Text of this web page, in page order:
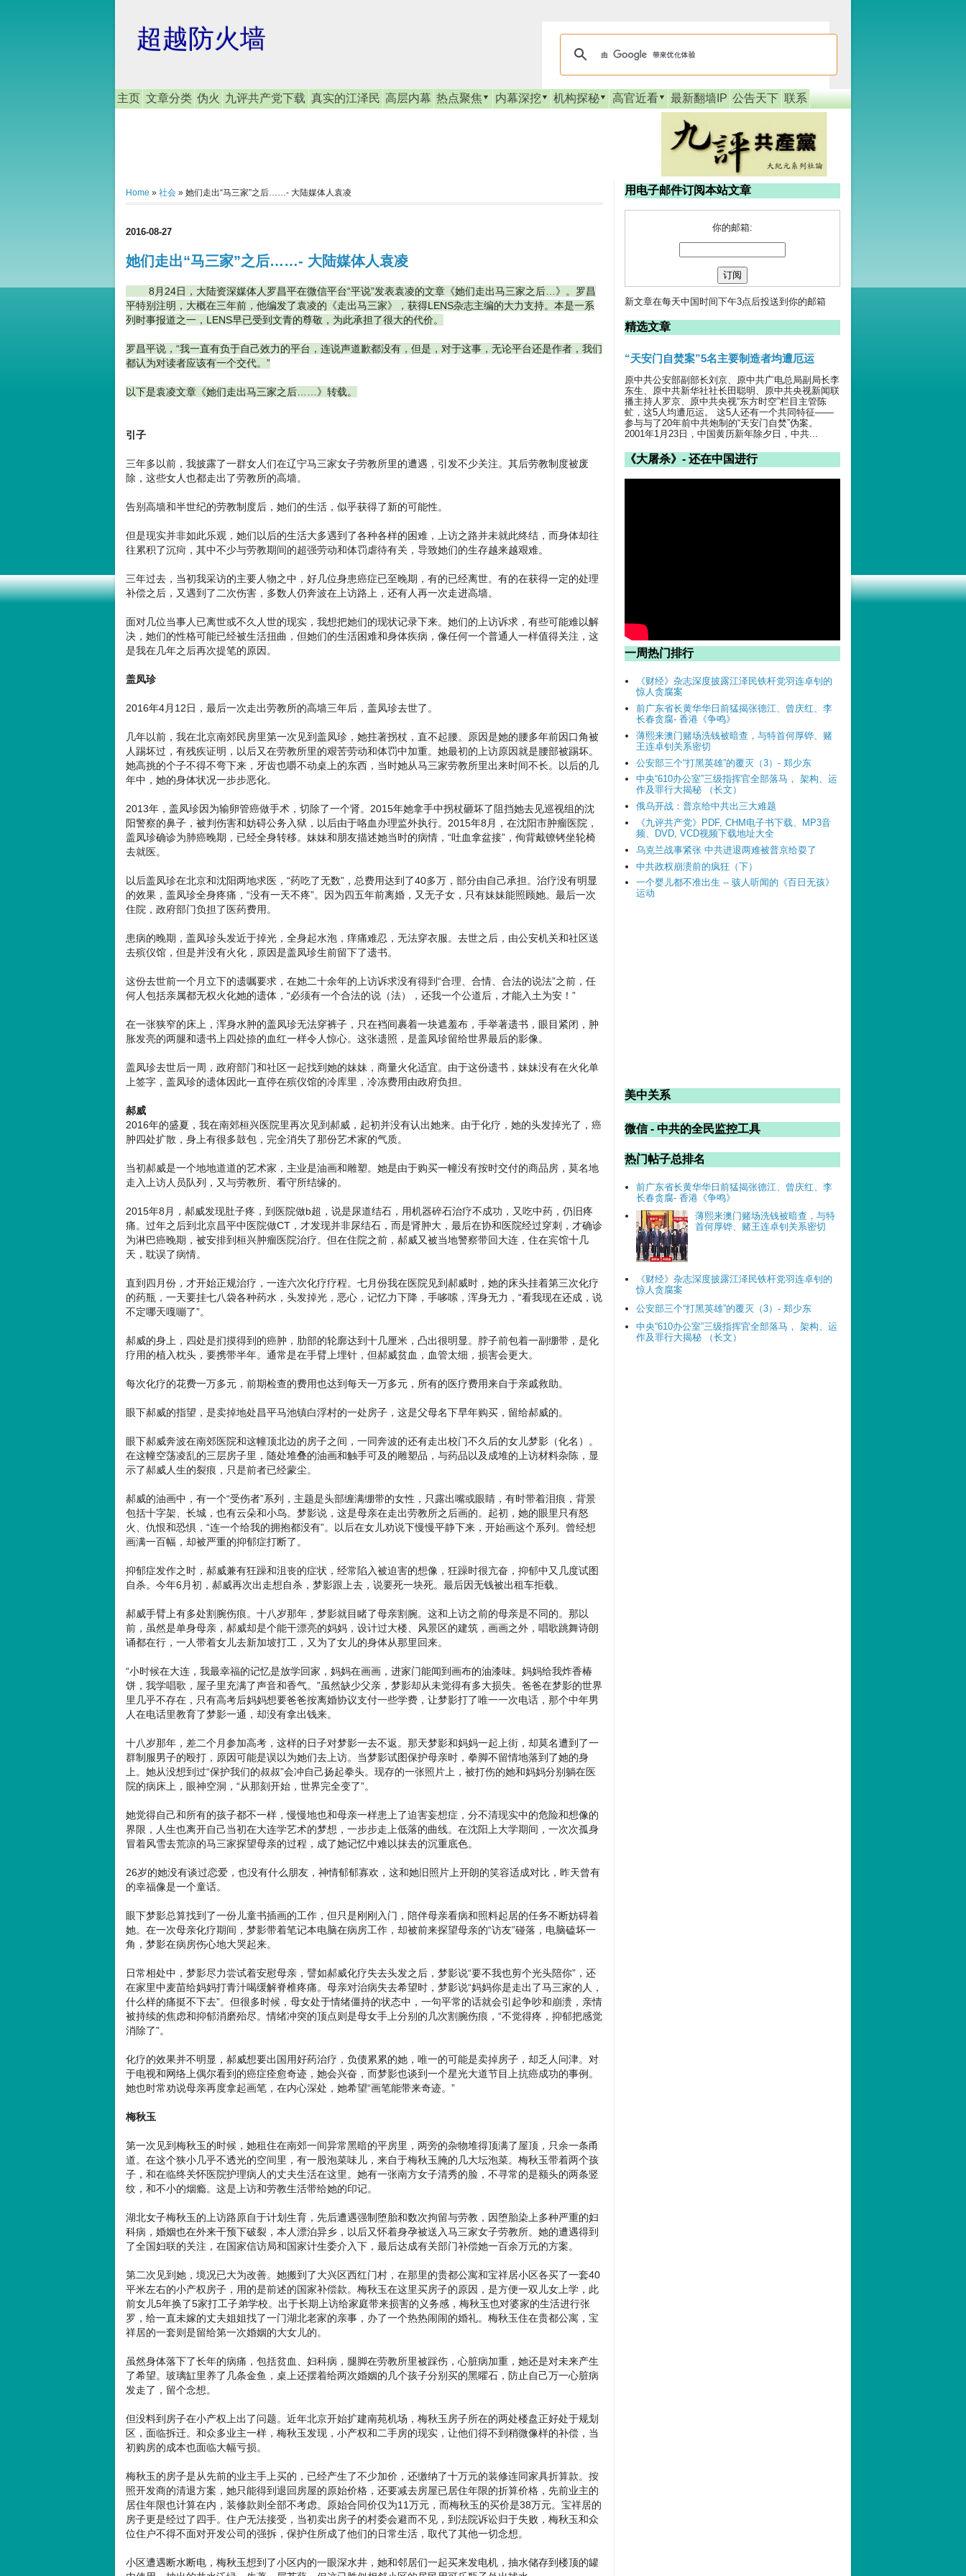
超越防火墙
主页 文章分类 伪火 九评共产党下载 真实的江泽民 高层内幕 热点聚焦 内幕深挖 机构探秘 高官近看 最新翻墙IP 公告天下 联系
Home » 社会 » 她们走出“马三家”之后……- 大陆媒体人袁凌
2016-08-27
她们走出“马三家”之后……- 大陆媒体人袁凌
8月24日，大陆资深媒体人罗昌平在微信平台“平说”发表袁凌的文章《她们走出马三家之后…》。罗昌
平特别注明，大概在三年前，他编发了袁凌的《走出马三家》，获得LENS杂志主编的大力支持。本是一系
列时事报道之一，LENS早已受到文青的尊敬，为此承担了很大的代价。
罗昌平说，“我一直有负于自己效力的平台，连说声道歉都没有，但是，对于这事，无论平台还是作者，我们
都认为对读者应该有一个交代。”
以下是袁凌文章《她们走出马三家之后……》转载。
引子
三年多以前，我披露了一群女人们在辽宁马三家女子劳教所里的遭遇，引发不少关注。其后劳教制度被废
除，这些女人也都走出了劳教所的高墙。
告别高墙和半世纪的劳教制度后，她们的生活，似乎获得了新的可能性。
但是现实并非如此乐观，她们以后的生活大多遇到了各种各样的困难，上访之路并未就此终结，而身体却往
往累积了沉疴，其中不少与劳教期间的超强劳动和体罚虐待有关，导致她们的生存越来越艰难。
三年过去，当初我采访的主要人物之中，好几位身患癌症已至晚期，有的已经离世。有的在获得一定的处理
补偿之后，又遇到了二次伤害，多数人仍奔波在上访路上，还有人再一次走进高墙。
面对几位当事人已离世或不久人世的现实，我想把她们的现状记录下来。她们的上访诉求，有些可能难以解
决，她们的性格可能已经被生活扭曲，但她们的生活困难和身体疾病，像任何一个普通人一样值得关注，这
是我在几年之后再次提笔的原因。
盖凤珍
2016年4月12日，最后一次走出劳教所的高墙三年后，盖凤珍去世了。
几年以前，我在北京南郊民房里第一次见到盖凤珍，她拄著拐杖，直不起腰。原因是她的腰多年前因口角被
人踢坏过，有残疾证明，以后又在劳教所里的艰苦劳动和体罚中加重。她最初的上访原因就是腰部被踢坏。
她高挑的个子不得不弯下来，牙齿也嚼不动桌上的东西，当时她从马三家劳教所里出来时间不长。以后的几
年中，她的身体状况一步步恶化。
2013年，盖凤珍因为输卵管癌做手术，切除了一个肾。2015年她拿手中拐杖砸坏了阻挡她去见巡视组的沈
阳警察的鼻子，被判伤害和妨碍公务入狱，以后由于咯血办理监外执行。2015年8月，在沈阳市肿瘤医院，
盖凤珍确诊为肺癌晚期，已经全身转移。妹妹和朋友描述她当时的病情，“吐血拿盆接”，佝背戴镣铐坐轮椅
去就医。
以后盖凤珍在北京和沈阳两地求医，“药吃了无数”，总费用达到了40多万，部分由自己承担。治疗没有明显
的效果，盖凤珍全身疼痛，“没有一天不疼”。因为四五年前离婚，又无子女，只有妹妹能照顾她。最后一次
住院，政府部门负担了医药费用。
患病的晚期，盖凤珍头发近于掉光，全身起水泡，痒痛难忍，无法穿衣服。去世之后，由公安机关和社区送
去殡仪馆，但是并没有火化，原因是盖凤珍生前留下了遗书。
这份去世前一个月立下的遗嘱要求，在她二十余年的上访诉求没有得到“合理、合情、合法的说法”之前，任
何人包括亲属都无权火化她的遗体，“必须有一个合法的说（法），还我一个公道后，才能入土为安！”
在一张狭窄的床上，浑身水肿的盖凤珍无法穿裤子，只在裆间裹着一块遮羞布，手举著遗书，眼目紧闭，肿
胀发亮的两腿和遗书上四处捺的血红一样令人惊心。这张遗照，是盖凤珍留给世界最后的影像。
盖凤珍去世后一周，政府部门和社区一起找到她的妹妹，商量火化适宜。由于这份遗书，妹妹没有在火化单
上签字，盖凤珍的遗体因此一直停在殡仪馆的冷库里，冷冻费用由政府负担。
郝威
2016年的盛夏，我在南郊桓兴医院里再次见到郝威，起初并没有认出她来。由于化疗，她的头发掉光了，癌
肿四处扩散，身上有很多鼓包，完全消失了那份艺术家的气质。
当初郝威是一个地地道道的艺术家，主业是油画和雕塑。她是由于购买一幢没有按时交付的商品房，莫名地
走入上访人员队列，又与劳教所、看守所结缘的。
2015年8月，郝威发现肚子疼，到医院做b超，说是尿道结石，用机器碎石治疗不成功，又吃中药，仍旧疼
痛。过年之后到北京昌平中医院做CT，才发现并非尿结石，而是肾肿大，最后在协和医院经过穿刺，才确诊
为淋巴癌晚期，被安排到桓兴肿瘤医院治疗。但在住院之前，郝威又被当地警察带回大连，住在宾馆十几
天，耽误了病情。
直到四月份，才开始正规治疗，一连六次化疗疗程。七月份我在医院见到郝威时，她的床头挂着第三次化疗
的药瓶，一天要挂七八袋各种药水，头发掉光，恶心，记忆力下降，手哆嗦，浑身无力，“看我现在还成，说
不定哪天嘎嘣了”。
郝威的身上，四处是扪摸得到的癌肿，肋部的轮廓达到十几厘米，凸出很明显。脖子前包着一副绷带，是化
疗用的植入枕头，要携带半年。通常是在手臂上埋针，但郝威贫血，血管太细，损害会更大。
每次化疗的花费一万多元，前期检查的费用也达到每天一万多元，所有的医疗费用来自于亲戚救助。
眼下郝威的指望，是卖掉地处昌平马池镇白浮村的一处房子，这是父母名下早年购买，留给郝威的。
眼下郝威奔波在南郊医院和这幢顶北边的房子之间，一同奔波的还有走出校门不久后的女儿梦影（化名）。
在这幢空荡凌乱的三层房子里，随处堆叠的油画和触手可及的雕塑品，与药品以及成堆的上访材料杂陈，显
示了郝威人生的裂痕，只是前者已经蒙尘。
郝威的油画中，有一个“受伤者”系列，主题是头部缠满绷带的女性，只露出嘴或眼睛，有时带着泪痕，背景
包括十字架、长城，也有云朵和小鸟。梦影说，这是母亲在走出劳教所之后画的。起初，她的眼里只有怒
火、仇恨和恐惧，“连一个给我的拥抱都没有”。以后在女儿劝说下慢慢平静下来，开始画这个系列。曾经想
画满一百幅，却被严重的抑郁症打断了。
抑郁症发作之时，郝威兼有狂躁和沮丧的症状，经常陷入被迫害的想像，狂躁时很亢奋，抑郁中又几度试图
自杀。今年6月初，郝威再次出走想自杀，梦影跟上去，说要死一块死。最后因无钱被出租车拒载。
郝威手臂上有多处割腕伤痕。十八岁那年，梦影就目睹了母亲割腕。这和上访之前的母亲是不同的。那以
前，虽然是单身母亲，郝威却是个能干漂亮的妈妈，设计过大楼、风景区的建筑，画画之外，唱歌跳舞诗朗
诵都在行，一人带着女儿去新加坡打工，又为了女儿的身体从那里回来。
“小时候在大连，我最幸福的记忆是放学回家，妈妈在画画，进家门能闻到画布的油漆味。妈妈给我炸香椿
饼，我学唱歌，屋子里充满了声音和香气。”虽然缺少父亲，梦影却从未觉得有多大损失。爸爸在梦影的世界
里几乎不存在，只有高考后妈妈想要爸爸按离婚协议支付一些学费，让梦影打了唯一一次电话，那个中年男
人在电话里教育了梦影一通，却没有拿出钱来。
十八岁那年，差二个月参加高考，这样的日子对梦影一去不返。那天梦影和妈妈一起上街，却莫名遭到了一
群制服男子的殴打，原因可能是误以为她们去上访。当梦影试图保护母亲时，拳脚不留情地落到了她的身
上。她从没想到过“保护我们的叔叔”会冲自己扬起拳头。现存的一张照片上，被打伤的她和妈妈分别躺在医
院的病床上，眼神空洞，“从那刻开始，世界完全变了”。
她觉得自己和所有的孩子都不一样，慢慢地也和母亲一样患上了迫害妄想症，分不清现实中的危险和想像的
界限，人生也离开自己当初在大连学艺术的梦想，一步步走上低落的曲线。在沈阳上大学期间，一次次孤身
冒着风雪去荒凉的马三家探望母亲的过程，成了她记忆中难以抹去的沉重底色。
26岁的她没有谈过恋爱，也没有什么朋友，神情郁郁寡欢，这和她旧照片上开朗的笑容适成对比，昨天曾有
的幸福像是一个童话。
眼下梦影总算找到了一份儿童书插画的工作，但只是刚刚入门，陪伴母亲看病和照料起居的任务不断妨碍着
她。在一次母亲化疗期间，梦影带着笔记本电脑在病房工作，却被前来探望母亲的“访友”碰落，电脑磕坏一
角，梦影在病房伤心地大哭起来。
日常相处中，梦影尽力尝试着安慰母亲，譬如郝威化疗失去头发之后，梦影说“要不我也剪个光头陪你”，还
在家里中麦苗给妈妈打青汁喝缓解脊椎疼痛。母亲对治病失去希望时，梦影说“妈妈你是走出了马三家的人，
什么样的痛挺不下去”。但很多时候，母女处于情绪僵持的状态中，一句平常的话就会引起争吵和崩溃，亲情
被持续的焦虑和抑郁消磨殆尽。情绪冲突的顶点则是母女手上分别的几次割腕伤痕，“不觉得疼，抑郁把感觉
消除了”。
化疗的效果并不明显，郝威想要出国用好药治疗，负债累累的她，唯一的可能是卖掉房子，却乏人问津。对
于电视和网络上偶尔看到的癌症痊愈奇迹，她会兴奋，而梦影也谈到一个星光大道节目上抗癌成功的事例。
她也时常劝说母亲再度拿起画笔，在内心深处，她希望“画笔能带来奇迹。”
梅秋玉
第一次见到梅秋玉的时候，她租住在南郊一间异常黑暗的平房里，两旁的杂物堆得顶满了屋顶，只余一条甬
道。在这个狭小几乎不透光的空间里，有一股泡菜味儿，来自于梅秋玉腌的几大坛泡菜。梅秋玉带着两个孩
子，和在临终关怀医院护理病人的丈夫生活在这里。她有一张南方女子清秀的脸，不寻常的是额头的两条竖
纹，和不小的烟瘾。这是上访和劳教生活带给她的印记。
湖北女子梅秋玉的上访路原自于计划生育，先后遭遇强制堕胎和数次拘留与劳教，因堕胎染上多种严重的妇
科病，婚姻也在外来干预下破裂，本人漂泊异乡，以后又怀着身孕被送入马三家女子劳教所。她的遭遇得到
了全国妇联的关注，在国家信访局和国家计生委介入下，最后达成有关部门补偿她一百余万元的方案。
第二次见到她，境况已大为改善。她搬到了大兴区西红门村，在那里的贵都公寓和宝祥居小区各买了一套40
平米左右的小产权房子，用的是前述的国家补偿款。梅秋玉在这里买房子的原因，是方便一双儿女上学，此
前女儿5年换了5家打工子弟学校。出于长期上访给家庭带来损害的义务感，梅秋玉也对婆家的生活进行张
罗，给一直未嫁的丈夫姐姐找了一门湖北老家的亲事，办了一个热热闹闹的婚礼。梅秋玉住在贵都公寓，宝
祥居的一套则是留给第一次婚姻的大女儿的。
虽然身体落下了长年的病痛，包括贫血、妇科病，腿脚在劳教所里被踩伤，心脏病加重，她还是对未来产生
了希望。玻璃缸里养了几条金鱼，桌上还摆着给两次婚姻的几个孩子分别买的黑曜石，防止自己万一心脏病
发走了，留个念想。
但没料到房子在小产权上出了问题。近年北京开始扩建南苑机场，梅秋玉房子所在的两处楼盘正好处于规划
区，面临拆迁。和众多业主一样，梅秋玉发现，小产权和二手房的现实，让他们得不到稍微像样的补偿，当
初购房的成本也面临大幅亏损。
梅秋玉的房子是从先前的业主手上买的，已经产生了不少加价，还缴纳了十万元的装修连同家具折算款。按
照开发商的清退方案，她只能得到退回房屋的原始价格，还要减去房屋已居住年限的折算价格，先前业主的
居住年限也计算在内，装修款则全部不考虑。原始合同价仅为11万元，而梅秋玉的买价是38万元。宝祥居的
房子更是经过了四手。住户无法接受，当初卖出房子的村委会避而不见，到法院诉讼归于失败，梅秋玉和众
位住户不得不面对开发公司的强拆，保护住所成了他们的日常生活，取代了其他一切念想。
小区遭遇断水断电，梅秋玉想到了小区内的一眼深水井，她和邻居们一起买来发电机，抽水储存到楼顶的罐
用电子邮件订阅本站文章
你的邮箱:
新文章在每天中国时间下午3点后投送到你的邮箱
精选文章
“天安门自焚案”5名主要制造者均遭厄运
原中共公安部副部长刘京、原中共广电总局副局长李
东生、原中共新华社社长田聪明、原中共央视新闻联
播主持人罗京、原中共央视“东方时空”栏目主管陈
虻，这5人均遭厄运。 这5人还有一个共同特征——
参与与了20年前中共炮制的“天安门自焚”伪案。
2001年1月23日，中国黄历新年除夕日，中共...
《大屠杀》- 还在中国进行
一周热门排行
《财经》杂志深度披露江泽民铁杆党羽连卓钊的
惊人贪腐案
前广东省长黄华华日前猛揭张德江、曾庆红、李
长春贪腐- 香港《争鸣》
薄熙来澳门赌场洗钱被暗查，与特首何厚铧、赌
王连卓钊关系密切
公安部三个“打黑英雄”的覆灭（3）- 郑少东
中央“610办公室”三级指挥官全部落马， 架构、运
作及罪行大揭秘 （长文）
俄乌开战：普京给中共出三大难题
《九评共产党》PDF, CHM电子书下载、MP3音
频、DVD, VCD视频下载地址大全
乌克兰战事紧张 中共进退两难被普京给耍了
中共政权崩溃前的疯狂（下）
一个婴儿都不准出生 -- 骇人听闻的《百日无孩》
运动
美中关系
微信 - 中共的全民监控工具
热门帖子总排名
前广东省长黄华华日前猛揭张德江、曾庆红、李
长春贪腐- 香港《争鸣》
薄熙来澳门赌场洗钱被暗查，与特
首何厚铧、赌王连卓钊关系密切
《财经》杂志深度披露江泽民铁杆党羽连卓钊的
惊人贪腐案
公安部三个“打黑英雄”的覆灭（3）- 郑少东
中央“610办公室”三级指挥官全部落马， 架构、运
作及罪行大揭秘 （长文）